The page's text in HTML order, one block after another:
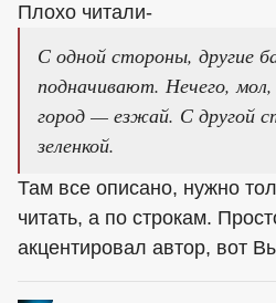
Плохо читали-
С одной стороны, другие
подначивают. Нечего,
город — езжай. С другой
зеленкой.
Там все описано, нужно
читать, а по строкам.
акцентировал автор, вот